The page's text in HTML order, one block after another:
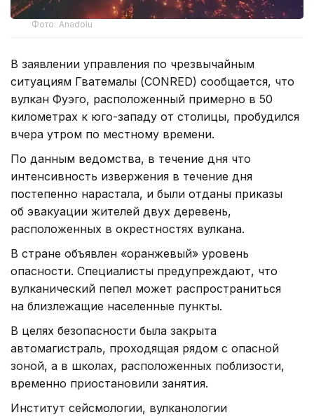
Фото: Anadolu
В заявлении управления по чрезвычайным
ситуациям Гватемалы (CONRED) сообщается, что
вулкан Фуэго, расположенный примерно в 50
километрах к юго-западу от столицы, пробудился
вчера утром по местному времени.
По данным ведомства, в течение дня что
интенсивность извержения в течение дня
постепенно нарастала, и были отданы приказы
об эвакуации жителей двух деревень,
расположенных в окрестностях вулкана.
В стране объявлен «оранжевый» уровень
опасности. Специалисты предупреждают, что
вулканический пепел может распространиться
на близлежащие населенные пункты.
В целях безопасности была закрыта
автомагистраль, проходящая рядом с опасной
зоной, а в школах, расположенных поблизости,
временно приостановили занятия.
Институт сейсмологии, вулканологии